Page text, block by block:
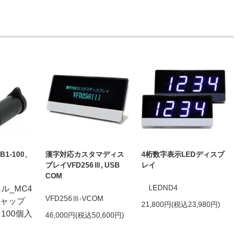
100、
_MC4
ップ
個入
漢字対応カスタマディス
プレイVFD256Ⅲ, USB
COM
VFD256Ⅲ-VCOM
46,000円(税込50,600円)
4桁数字表示LEDディスプ
レイ
LEDND4
21,800円(税込23,980円)